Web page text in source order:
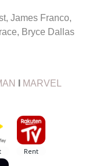
James Franco,
Bryce Dallas
MARVEL